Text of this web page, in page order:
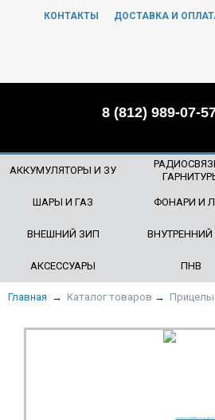
КОНТАКТЫ ДОСТАВКА И
8 (812) 989-07-
АККУМУЛЯТОРЫ И ЗУ
ШАРЫ И ГАЗ ФОНАРИ И
ВНЕШНИЙ ЗИП ВНУТРЕННИЙ
АКСЕССУАРЫ ПНВ
Главная → Каталог товаров → Прицелы
ЧТО БУДЕМ ИСКАТЬ?